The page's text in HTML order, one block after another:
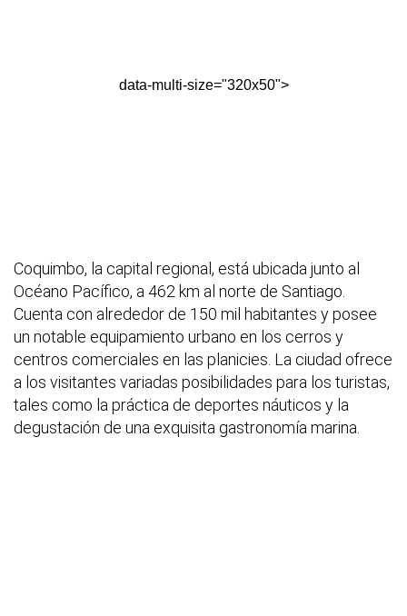
data-multi-size="320x50">
Coquimbo, la capital regional, está ubicada junto al
Océano Pacífico, a 462 km al norte de Santiago.
Cuenta con alrededor de 150 mil habitantes y posee
un notable equipamiento urbano en los cerros y
centros comerciales en las planicies. La ciudad ofrece
a los visitantes variadas posibilidades para los turistas,
tales como la práctica de deportes náuticos y la
degustación de una exquisita gastronomía marina.